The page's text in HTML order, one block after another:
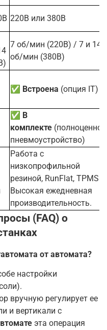
220В или 380В
7 об/мин (220В) / 7 и 14
об/мин (380В)
✅ Встроена (опция IT)
✅ В
комплекте (полноценное
пневмоустройство)
Работа с
низкопрофильной
резиной, RunFlat, TPMS.
Высокая ежедневная
производительность.
(FAQ) о
от автомата?
настройки
вручную регулирует ее
и вертикали с
эта операция